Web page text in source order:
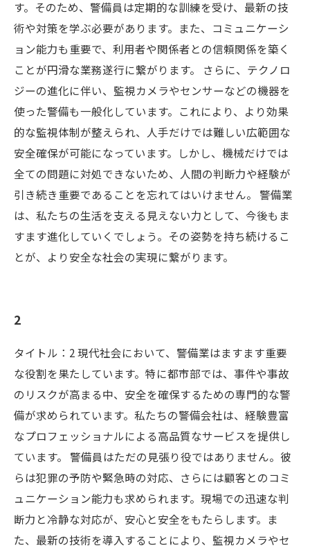
す。そのため、警備員は定期的な訓練を受け、最新の技
術や対策を学ぶ必要があります。また、コミュニケーシ
ョン能力も重要で、利用者や関係者との信頼関係を築く
ことが円滑な業務遂行に繋がります。 さらに、テクノロ
ジーの進化に伴い、監視カメラやセンサーなどの機器を
使った警備も一般化しています。これにより、より効果
的な監視体制が整えられ、人手だけでは難しい広範囲な
安全確保が可能になっています。しかし、機械だけでは
全ての問題に対処できないため、人間の判断力や経験が
引き続き重要であることを忘れてはいけません。 警備業
は、私たちの生活を支える見えない力として、今後もま
すます進化していくでしょう。その姿勢を持ち続けるこ
とが、より安全な社会の実現に繋がります。
2
タイトル：2 現代社会において、警備業はますます重要
な役割を果たしています。特に都市部では、事件や事故
のリスクが高まる中、安全を確保するための専門的な警
備が求められています。私たちの警備会社は、経験豊富
なプロフェッショナルによる高品質なサービスを提供し
ています。 警備員はただの見張り役ではありません。彼
らは犯罪の予防や緊急時の対応、さらには顧客とのコミ
ュニケーション能力も求められます。現場での迅速な判
断力と冷静な対応が、安心と安全をもたらします。ま
た、最新の技術を導入することにより、監視カメラやセ